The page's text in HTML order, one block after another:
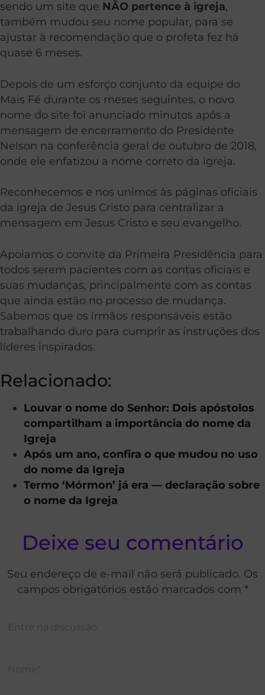
sendo um site que NÃO pertence à igreja,
também mudou seu nome popular, para se
ajustar à recomendação que o profeta fez há
quase 6 meses.
Depois de um esforço conjunto da equipe do
Mais Fé durante os meses seguintes, o novo
nome do site foi anunciado minutos após a
mensagem de encerramento do Presidente
Nelson na conferência geral de outubro de 2018,
onde ele enfatizou a nome correto da igreja.
Reconhecemos e nos unimos às páginas oficiais
da igreja de Jesus Cristo para centralizar a
mensagem em Jesus Cristo e seu evangelho.
Apoiamos o convite da Primeira Presidência para
todos serem pacientes com as contas oficiais e
suas mudanças, principalmente com as contas
que ainda estão no processo de mudança.
Sabemos que os irmãos responsáveis estão
trabalhando duro para cumprir as instruções dos
líderes inspirados.
Relacionado:
Louvar o nome do Senhor: Dois apóstolos
compartilham a importância do nome da
Igreja
Após um ano, confira o que mudou no uso
do nome da Igreja
Termo ‘Mórmon’ já era — declaração sobre
o nome da Igreja
Deixe seu comentário
Seu endereço de e-mail não será publicado. Os
campos obrigatórios estão marcados com *